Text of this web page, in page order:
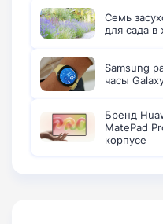
Семь
для сада
Samsung
часы
Бренд
MatePad
корпусе